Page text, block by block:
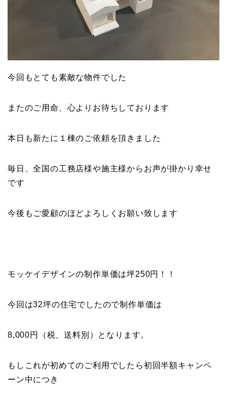
今回もとても素敵な物件でした
またのご用命、心よりお待ちしております
本日も新たに１棟のご依頼を頂きました
毎日、全国の工務店様や施主様からお声が掛かり幸せ
です
今後もご愛顧のほどよろしくお願い致します
モッケイデザインの制作単価は坪250円！！
今回は32坪の住宅でしたので制作単価は
8,000円（税、送料別）となります。
もしこれが初めてのご利用でしたら初回半額キャンペ
ーン中につき